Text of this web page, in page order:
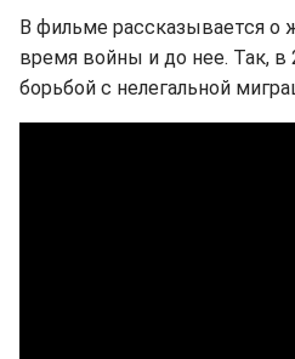
В фильме рассказывается о
время войны и до нее. Так, в
борьбой с нелегальной